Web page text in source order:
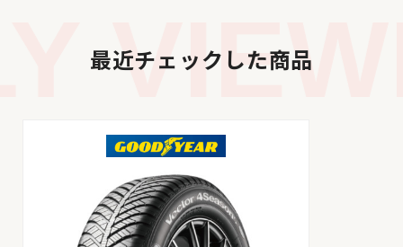
最近チェックした商品